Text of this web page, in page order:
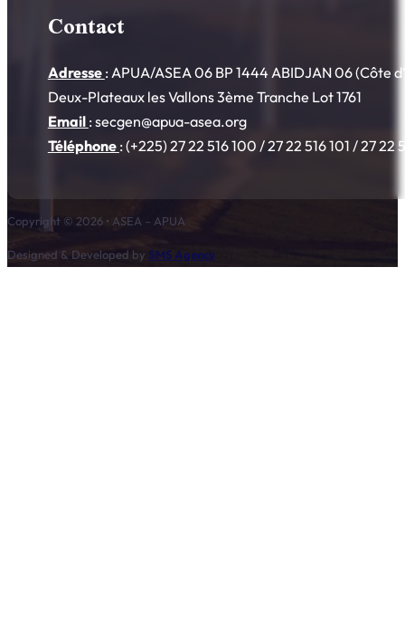
Contact
Adresse : APUA/ASEA 06 BP 1444 ABIDJAN 06 (Côte
Deux-Plateaux les Vallons 3ème Tranche Lot 1761
Email : secgen@apua-asea.org
Téléphone : (+225) 27 22 516 100 / 27 22 516 101 / 27 22
Copyright © 2026 • ASEA – APUA
Designed & Developed by SMS Agency